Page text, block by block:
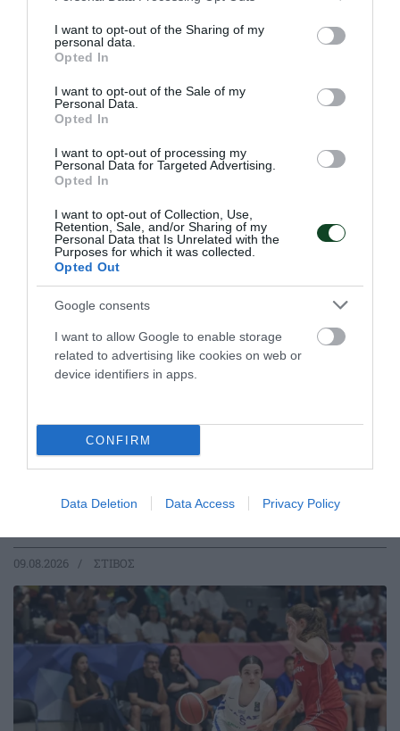
not limited to your visit or usage behaviour. You may click to
grant or deny consent to Google and its third-party tags to
use your data for below specified purposes in below Google
consent section.
I want to opt-out of the Sharing of my
personal data.
Opted In
I want to opt-out of the Sale of my
Personal Data.
Opted In
I want to opt-out of processing my
Personal Data for Targeted Advertising.
Opted In
I want to opt-out of Collection, Use,
Retention, Sale, and/or Sharing of my
Personal Data that Is Unrelated with the
Purposes for which it was collected.
Opted Out
Google consents
I want to allow Google to enable storage
related to advertising like cookies on web or
device identifiers in apps.
CONFIRM
Data Deletion Data Access Privacy Policy
πηγές και τον μαγευτικό συνδυασμό βουνών και δασών, ο
Δημήτρης Αγγελοκωστόπουλος ύψωσε την πράσινη σημαία
στην κορυφή.
21.06.2026 ΠΟΔΗΛΑΣΙΑ
ΤΕΛΕΥΤΑΙΑ ΝΕΑ
Στην Παγκόσμια ελίτ ο Κουλούρης
Ο Αρσένης Κουλούρης συμμετείχε στον τελικό του μήκος
στο Παγκόσμιο πρωτάθλημα Κ20 στο Όρεγκον
καταλαμβάνοντας την ένατη θέση.
09.08.2026 ΣΤΙΒΟΣ